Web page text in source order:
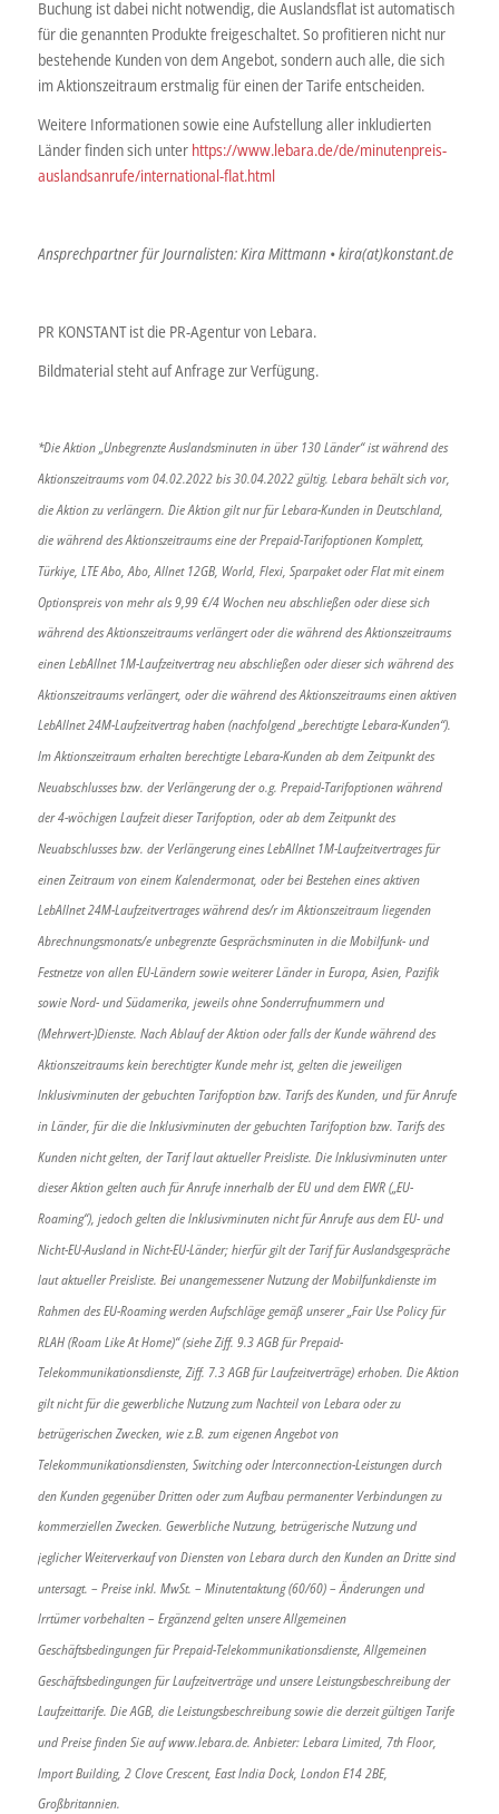
Buchung ist dabei nicht notwendig, die Auslandsflat ist automatisch
für die genannten Produkte freigeschaltet. So profitieren nicht nur
bestehende Kunden von dem Angebot, sondern auch alle, die sich
im Aktionszeitraum erstmalig für einen der Tarife entscheiden.
Weitere Informationen sowie eine Aufstellung aller inkludierten
Länder finden sich unter https://www.lebara.de/de/minutenpreis-
auslandsanrufe/international-flat.html
Ansprechpartner für Journalisten: Kira Mittmann • kira(at)konstant.de
PR KONSTANT ist die PR-Agentur von Lebara.
Bildmaterial steht auf Anfrage zur Verfügung.
*Die Aktion „Unbegrenzte Auslandsminuten in über 130 Länder“ ist während des
Aktionszeitraums vom 04.02.2022 bis 30.04.2022 gültig. Lebara behält sich vor,
die Aktion zu verlängern. Die Aktion gilt nur für Lebara-Kunden in Deutschland,
die während des Aktionszeitraums eine der Prepaid-Tarifoptionen Komplett,
Türkiye, LTE Abo, Abo, Allnet 12GB, World, Flexi, Sparpaket oder Flat mit einem
Optionspreis von mehr als 9,99 €/4 Wochen neu abschließen oder diese sich
während des Aktionszeitraums verlängert oder die während des Aktionszeitraums
einen LebAllnet 1M-Laufzeitvertrag neu abschließen oder dieser sich während des
Aktionszeitraums verlängert, oder die während des Aktionszeitraums einen aktiven
LebAllnet 24M-Laufzeitvertrag haben (nachfolgend „berechtigte Lebara-Kunden“).
Im Aktionszeitraum erhalten berechtigte Lebara-Kunden ab dem Zeitpunkt des
Neuabschlusses bzw. der Verlängerung der o.g. Prepaid-Tarifoptionen während
der 4-wöchigen Laufzeit dieser Tarifoption, oder ab dem Zeitpunkt des
Neuabschlusses bzw. der Verlängerung eines LebAllnet 1M-Laufzeitvertrages für
einen Zeitraum von einem Kalendermonat, oder bei Bestehen eines aktiven
LebAllnet 24M-Laufzeitvertrages während des/r im Aktionszeitraum liegenden
Abrechnungsmonats/e unbegrenzte Gesprächsminuten in die Mobilfunk- und
Festnetze von allen EU-Ländern sowie weiterer Länder in Europa, Asien, Pazifik
sowie Nord- und Südamerika, jeweils ohne Sonderrufnummern und
(Mehrwert-)Dienste. Nach Ablauf der Aktion oder falls der Kunde während des
Aktionszeitraums kein berechtigter Kunde mehr ist, gelten die jeweiligen
Inklusivminuten der gebuchten Tarifoption bzw. Tarifs des Kunden, und für Anrufe
in Länder, für die die Inklusivminuten der gebuchten Tarifoption bzw. Tarifs des
Kunden nicht gelten, der Tarif laut aktueller Preisliste. Die Inklusivminuten unter
dieser Aktion gelten auch für Anrufe innerhalb der EU und dem EWR („EU-
Roaming“), jedoch gelten die Inklusivminuten nicht für Anrufe aus dem EU- und
Nicht-EU-Ausland in Nicht-EU-Länder; hierfür gilt der Tarif für Auslandsgespräche
laut aktueller Preisliste. Bei unangemessener Nutzung der Mobilfunkdienste im
Rahmen des EU-Roaming werden Aufschläge gemäß unserer „Fair Use Policy für
RLAH (Roam Like At Home)“ (siehe Ziff. 9.3 AGB für Prepaid-
Telekommunikationsdienste, Ziff. 7.3 AGB für Laufzeitverträge) erhoben. Die Aktion
gilt nicht für die gewerbliche Nutzung zum Nachteil von Lebara oder zu
betrügerischen Zwecken, wie z.B. zum eigenen Angebot von
Telekommunikationsdiensten, Switching oder Interconnection-Leistungen durch
den Kunden gegenüber Dritten oder zum Aufbau permanenter Verbindungen zu
kommerziellen Zwecken. Gewerbliche Nutzung, betrügerische Nutzung und
jeglicher Weiterverkauf von Diensten von Lebara durch den Kunden an Dritte sind
untersagt. – Preise inkl. MwSt. – Minutentaktung (60/60) – Änderungen und
Irrtümer vorbehalten – Ergänzend gelten unsere Allgemeinen
Geschäftsbedingungen für Prepaid-Telekommunikationsdienste, Allgemeinen
Geschäftsbedingungen für Laufzeitverträge und unsere Leistungsbeschreibung der
Laufzeittarife. Die AGB, die Leistungsbeschreibung sowie die derzeit gültigen Tarife
und Preise finden Sie auf www.lebara.de. Anbieter: Lebara Limited, 7th Floor,
Import Building, 2 Clove Crescent, East India Dock, London E14 2BE,
Großbritannien.